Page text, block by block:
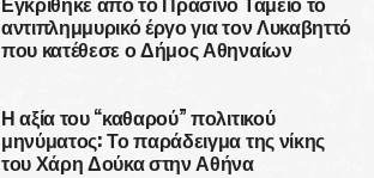
αντιπλημμυρικό έργο για τον Λυκαβηττό
που κατέθεσε ο Δήμος Αθηναίων
Η αξία του “καθαρού” πολιτικού
μηνύματος: Το παράδειγμα της νίκης
του Χάρη Δούκα στην Αθήνα